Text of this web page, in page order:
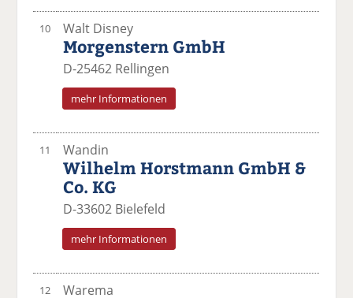
10 Walt Disney
Morgenstern GmbH
D-25462 Rellingen
mehr Informationen
11 Wandin
Wilhelm Horstmann GmbH &
Co. KG
D-33602 Bielefeld
mehr Informationen
12 Warema